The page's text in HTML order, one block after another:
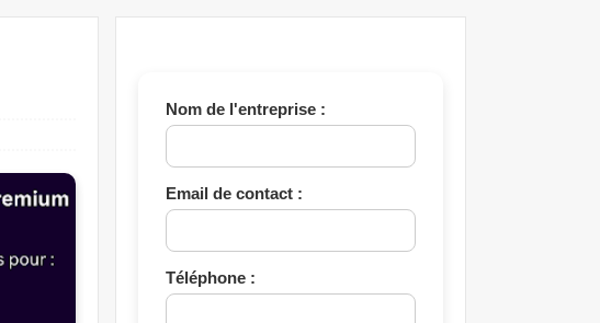
Nom de l'entreprise :
Email de contact :
Téléphone :